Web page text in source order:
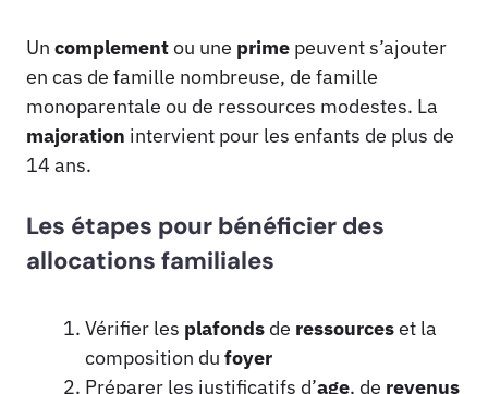
Un complementou une prime peuvent s’ajouter
en cas de famille nombreuse, de famille
monoparentale ou de ressources modestes. La
majoration intervient pour les enfants de plus de
14 ans.
Les étapes pour bénéficier des
allocations familiales
Vérifier les plafonds de ressourceset la
composition du foyer
Préparer les justificatifs d’age, de revenus